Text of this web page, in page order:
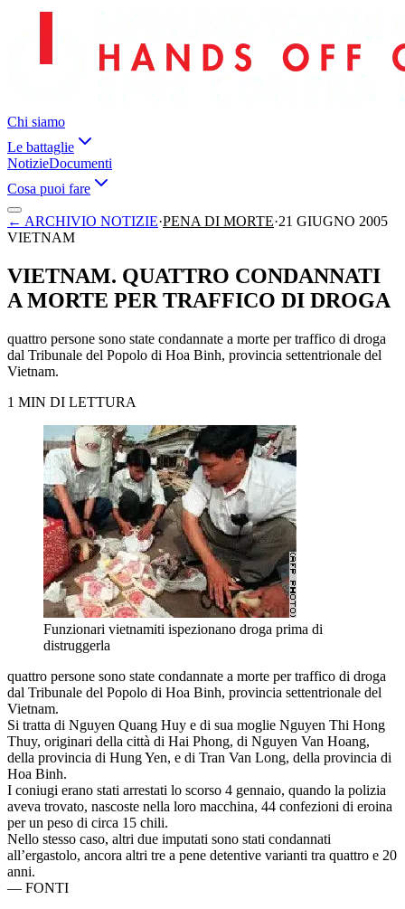
Chi siamo
Le battaglie
NotizieDocumenti
Cosa puoi fare
← ARCHIVIO NOTIZIE·PENA DI MORTE·21 GIUGNO 2005
VIETNAM
VIETNAM. QUATTRO CONDANNATI
A MORTE PER TRAFFICO DI DROGA
quattro persone sono state condannate a morte per traffico di droga
dal Tribunale del Popolo di Hoa Binh, provincia settentrionale del
Vietnam.
1 MIN DI LETTURA
Funzionari vietnamiti ispezionano droga prima di
distruggerla
quattro persone sono state condannate a morte per traffico di droga
dal Tribunale del Popolo di Hoa Binh, provincia settentrionale del
Vietnam.
Si tratta di Nguyen Quang Huy e di sua moglie Nguyen Thi Hong
Thuy, originari della città di Hai Phong, di Nguyen Van Hoang,
della provincia di Hung Yen, e di Tran Van Long, della provincia di
Hoa Binh.
I coniugi erano stati arrestati lo scorso 4 gennaio, quando la polizia
aveva trovato, nascoste nella loro macchina, 44 confezioni di eroina
per un peso di circa 15 chili.
Nello stesso caso, altri due imputati sono stati condannati
all’ergastolo, ancora altri tre a pene detentive varianti tra quattro e 20
anni.
— FONTI